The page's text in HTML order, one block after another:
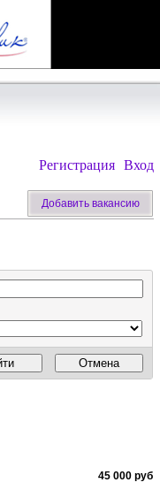
Добавить вакансию
Вход
Регистрация
45 000 руб